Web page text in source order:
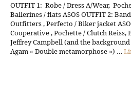
OUTFIT 1: Robe / Dress A/Wear,
Ballerines / flats ASOS OUTFIT 2:
Outfitters , Perfecto / Biker jacket
Cooperative , Pochette / Clutch Reiss,
Jeffrey Campbell (and the
Agam « Double metamorphose ») …